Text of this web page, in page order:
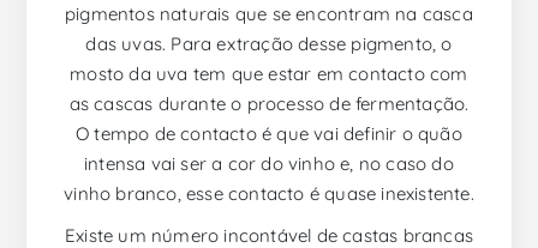
pigmentos naturais que se encontram na casca
das uvas. Para extração desse pigmento, o
mosto da uva tem que estar em contacto com
as cascas durante o processo de fermentação.
O tempo de contacto é que vai definir o quão
intensa vai ser a cor do vinho e, no caso do
vinho branco, esse contacto é quase inexistente.
Existe um número incontável de castas brancas